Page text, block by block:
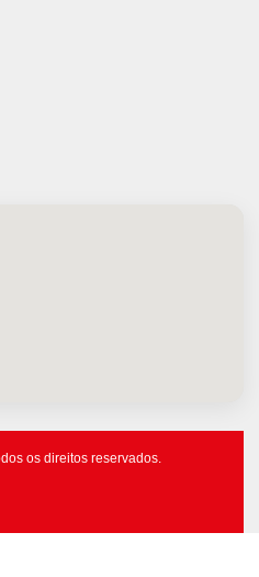
os direitos reservados.